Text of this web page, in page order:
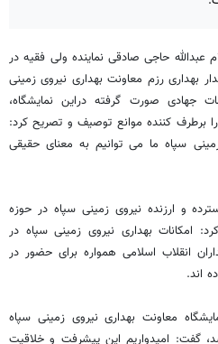
عبدالله حاجی صادقی نماینده ولی فقیه در
بهداری رزم معاونت بهداری نیروی زمینی
جهادی صورت گرفته دراین نمایشگاه،
را برطرف کننده موانع توصیف و تصریح کرد:
سپاه ما می توانیم به معنای حقیقی
و ارزنده نیروی زمینی سپاه در حوزه
امکانات بهداری نیروی زمینی سپاه در
انقلاب اسلامی همواره برای حضور در
اند.
معاونت بهداری نیروی زمینی سپاه
گفت: امیدواریم این پیشرفت و خلاقیت